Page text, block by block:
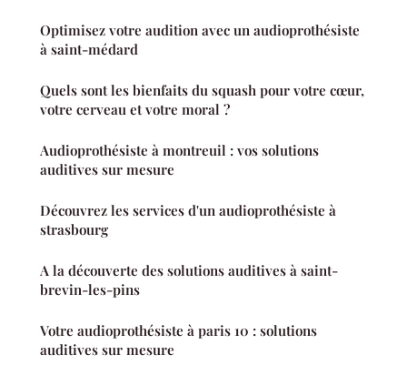
Optimisez votre audition avec un audioprothésiste
à saint-médard
Quels sont les bienfaits du squash pour votre cœur,
votre cerveau et votre moral ?
Audioprothésiste à montreuil : vos solutions
auditives sur mesure
Découvrez les services d'un audioprothésiste à
strasbourg
A la découverte des solutions auditives à saint-
brevin-les-pins
Votre audioprothésiste à paris 10 : solutions
auditives sur mesure